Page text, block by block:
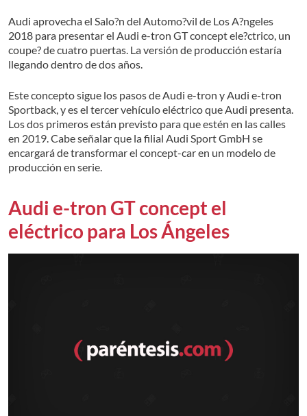
Audi aprovecha el Salo?n del Automo?vil de Los A?ngeles
2018 para presentar el Audi e-tron GT concept ele?ctrico, un
coupe? de cuatro puertas. La versión de producción estaría
llegando dentro de dos años.
Este concepto sigue los pasos de Audi e-tron y Audi e-tron
Sportback, y es el tercer vehículo eléctrico que Audi presenta.
Los dos primeros están previsto para que estén en las calles
en 2019. Cabe señalar que la filial Audi Sport GmbH se
encargará de transformar el concept-car en un modelo de
producción en serie.
Audi e-tron GT concept el
eléctrico para Los Ángeles